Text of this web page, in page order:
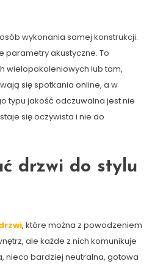
wykonania samej konstrukcji.
parametry akustyczne. To
wielopokoleniowych lub tam,
się spotkania online, a w
typu jakość odczuwalna jest nie
się oczywista i nie do
drzwi do stylu
, które można z powodzeniem
ale każde z nich komunikuje
nieco bardziej neutralna, gotowa